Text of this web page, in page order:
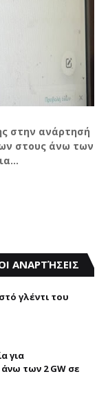
στην ανάρτησή
στους άνω των
ΑΝΑΡΤΉΣΕΙΣ
γλέντι του
για
των 2 GW σε